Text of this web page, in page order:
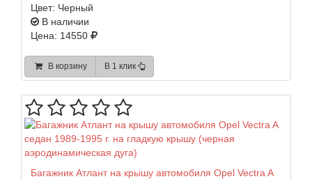
Цвет: Черный
В наличии
Цена: 14550
В корзину В 1 клик
Багажник Атлант на крышу автомобиля Opel Vectra A